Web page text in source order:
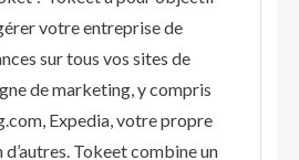
votre entreprise de
sur tous vos sites de
de marketing, y compris
Expedia, votre propre
Tokeet combine un